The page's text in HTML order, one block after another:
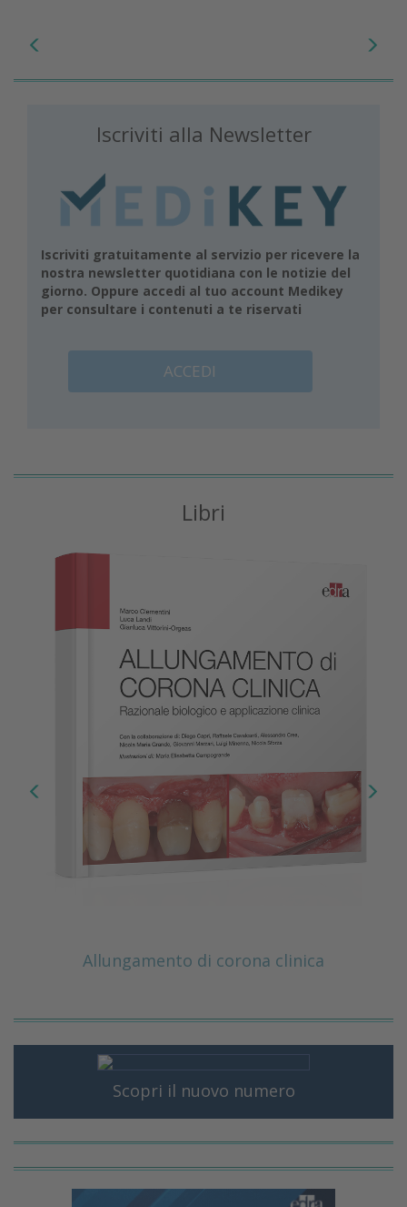
Iscriviti alla Newsletter
Iscriviti gratuitamente al servizio per ricevere la
nostra newsletter quotidiana con le notizie del
giorno. Oppure accedi al tuo account Medikey
per consultare i contenuti a te riservati
ACCEDI
Libri
Allungamento di corona clinica
Scopri il nuovo numero